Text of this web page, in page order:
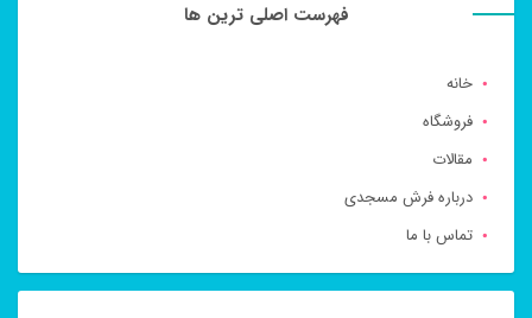
فهرست اصلی ترین ها
خانه
فروشگاه
مقالات
درباره فرش مسجدی
تماس با ما